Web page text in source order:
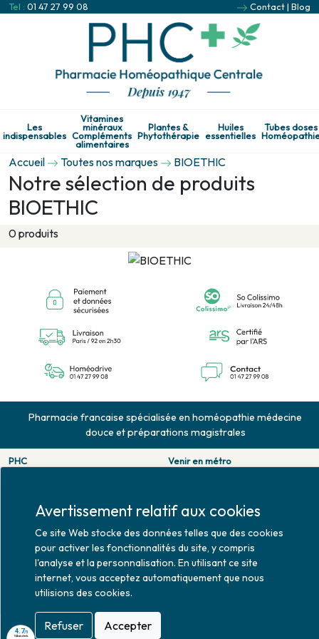
Tel : 01 47 27 99 08 Contact| Blog
Les
indispensables
Vitamines
minéraux
Compléments
alimentaires
Plantes &
Phytothérapie
Huiles
essentielles
Tubes doses
Accueil Toutes nos marques BIOETHIC
Notre sélection de produits
BIOETHIC
0 produits
Pharmacie francaise spécialisée en homéopathie médecine
douce et préparations magistrales
PHC
Fax. 01 47 55 03 61
Horaires d'ouverture
Lundi : 10h30 - 20h00
Mardi au vendredi : 9h00 -
20h00
Samedi : 9h30 - 20h00
Venir en métro
Venir en bus
Jean Monet : ligne 52.
Avertissement relatif aux cookies
Ce site Web stocke des données telles que des cookies
pour activer les fonctionnalités du site, y compris
l'analyse et la personnalisation. En utilisant ce site
internet, vous acceptez automatiquement que nous
utilisions des cookies.
Refuser Accepter